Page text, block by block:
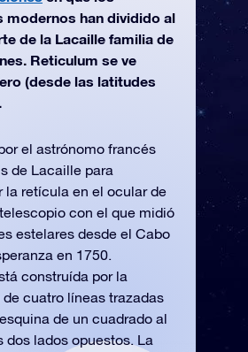
modernos han dividido al
de la Lacaille familia de
Reticulum se ve
(desde las latitudes
el astrónomo francés
de Lacaille para
la retícula en el ocular de
con el que midió
estelares desde el Cabo
en 1750.
construída por la
cuatro líneas trazadas
de un cuadrado al
dos lados opuestos. La